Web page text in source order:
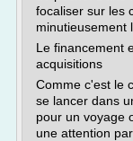
focaliser sur les
minutieusement
Le financement
acquisitions
Comme c'est le
se lancer dans
pour un voyage
une attention